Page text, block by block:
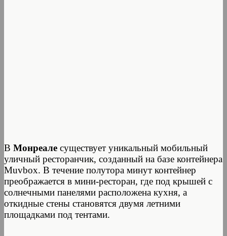
В Монреале существует уникальный мобильный
уличный ресторанчик, созданный на базе контейнера
Muvbox. В течение полутора минут контейнер
преображается в мини-ресторан, где под крышей с
солнечными панелями расположена кухня, а
откидные стены становятся двумя летними
площадками под тентами.